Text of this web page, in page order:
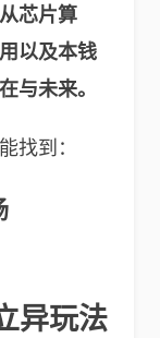
芯片算
以及本钱
与未来。
找到：
异玩法